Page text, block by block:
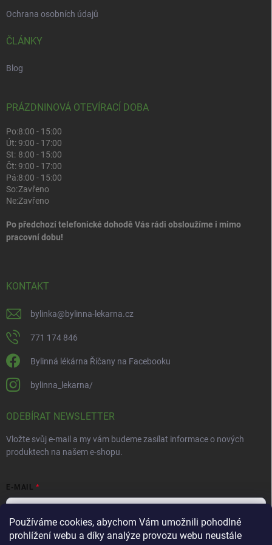
Používáme cookies, abychom Vám umožnili pohodlné
prohlížení webu a díky analýze provozu webu neustále
Ochrana osobních údajů
ČLÁNKY
Blog
PRÁZDNINOVÁ OTEVÍRACÍ DOBA
Po:8:00 - 15:00
Út:9:00 - 17:00
St: 8:00 - 15:00
Čt:9:00 - 17:00
Pá:8:00 - 15:00
So:Zavřeno
Ne:Zavřeno
Po předchozí telefonické dohodě Vás rádi obsloužíme i mimo
pracovní dobu!
KONTAKT
bylinka@bylinna-lekarna.cz
771 174 846
Bylinná lékárna Říčany na Facebooku
bylinna_lekarna/
ODEBÍRAT NEWSLETTER
Vložte svůj e-mail a my vám budeme zasílat informace o nových
produktech na našem e-shopu.
E-MAIL